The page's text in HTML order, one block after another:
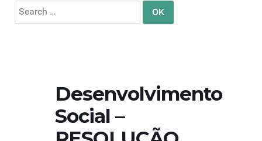
Search
for:
Desenvolvimento
Social –